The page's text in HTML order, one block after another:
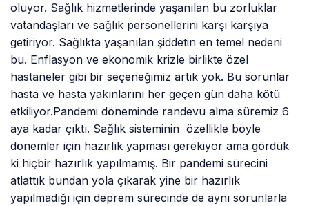
oluyor. Sağlık hizmetlerinde yaşanılan bu zorluklar
vatandaşları ve sağlık personellerini karşı karşıya
getiriyor. Sağlıkta yaşanılan şiddetin en temel nedeni
bu. Enflasyon ve ekonomik krizle birlikte özel
hastaneler gibi bir seçeneğimiz artık yok. Bu sorunlar
hasta ve hasta yakınlarını her geçen gün daha kötü
etkiliyor.Pandemi döneminde randevu alma süremiz 6
aya kadar çıktı. Sağlık sisteminin özellikle böyle
dönemler için hazırlık yapması gerekiyor ama gördük
ki hiçbir hazırlık yapılmamış. Bir pandemi sürecini
atlattık bundan yola çıkarak yine bir hazırlık
yapılmadığı için deprem sürecinde de aynı sorunlarla